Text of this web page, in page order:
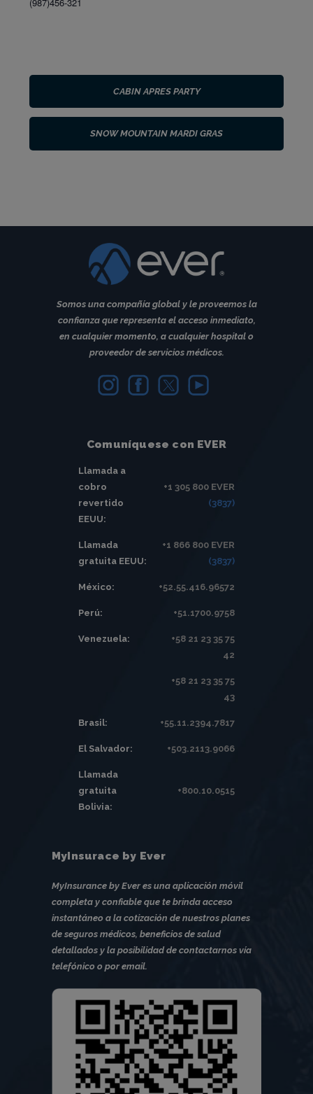
CABIN APRES PARTY
SNOW MOUNTAIN MARDI GRAS
Somos una compañía global y le proveemos la
confianza que representa el acceso inmediato,
en cualquier momento, a cualquier hospital o
proveedor de servicios médicos.
Comuníquese con EVER
Llamada a
cobro
revertido
EEUU:
+1 305 800 EVER
(3837)
Llamada
gratuita EEUU:
+1 866 800 EVER
(3837)
México: +52.55.416.96572
Perú: +51.1700.9758
Venezuela:
+58 21 23 35 75
42
+58 21 23 35 75
43
Brasil: +55.11.2394.7817
El Salvador: +503.2113.9066
Llamada
gratuita
Bolivia:
+800.10.0515
MyInsurace by Ever
MyInsurance by Ever es una aplicación móvil
completa y confiable que te brinda acceso
instantáneo a la cotización de nuestros planes
de seguros médicos, beneficios de salud
detallados y la posibilidad de contactarnos vía
telefónico o por email.